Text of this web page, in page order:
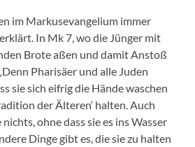
im Markusevangelium immer
In Mk 7, wo die Jünger mit
Brote aßen und damit Anstoß
Pharisäer und alle Juden
sie sich eifrig die Hände waschen
der Älteren‘ halten. Auch
ohne dass sie es ins Wasser
Dinge gibt es, die sie zu halten